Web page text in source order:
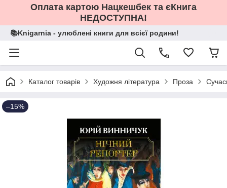
Оплата картою Нацкешбек та єКнига
НЕДОСТУПНА!
📚Knigarnia - улюблені книги для всієї родини!
Каталог товарів Художня література Проза
–15%